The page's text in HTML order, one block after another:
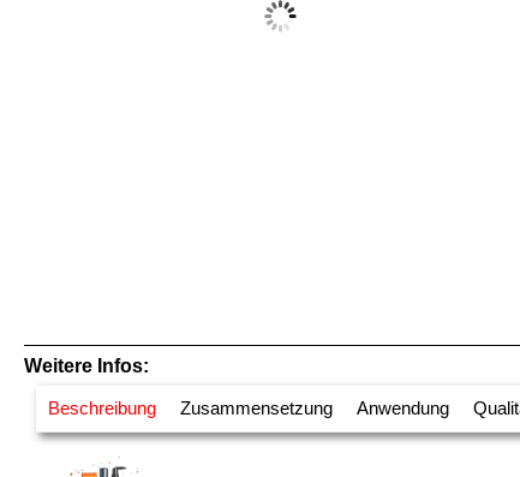
Weitere Infos:
Beschreibung Zusammensetzung Anwendung